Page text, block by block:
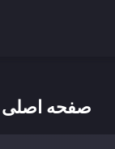
صفحه اصلی